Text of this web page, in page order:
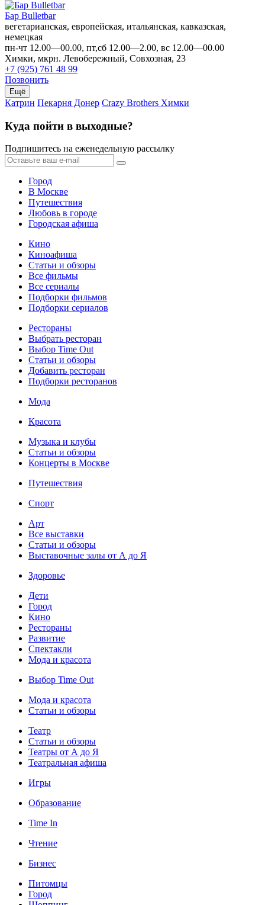
Бар Bulletbar
вегетарианская, европейская, итальянская, кавказская,
немецкая
пн-чт 12.00—00.00, пт,сб 12.00—2.00, вс 12.00—00.00
Химки, мкрн. Левобережный, Совхозная, 23
+7 (925) 761 48 99
Позвонить
Ещё
Катрин Пекарня Донер Crazy Brothers Химки
Куда пойти в выходные?
Подпишитесь на еженедельную рассылку
Город
В Москве
Путешествия
Любовь в городе
Городская афиша
Кино
Киноафиша
Статьи и обзоры
Все фильмы
Все сериалы
Подборки фильмов
Подборки сериалов
Рестораны
Выбрать ресторан
Выбор Time Out
Статьи и обзоры
Добавить ресторан
Подборки ресторанов
Мода
Красота
Музыка и клубы
Статьи и обзоры
Концерты в Москве
Путешествия
Спорт
Арт
Все выставки
Статьи и обзоры
Выставочные залы от А до Я
Здоровье
Дети
Город
Кино
Рестораны
Развитие
Спектакли
Мода и красота
Выбор Time Out
Мода и красота
Статьи и обзоры
Театр
Статьи и обзоры
Театры от А до Я
Театральная афиша
Игры
Образование
Time In
Чтение
Бизнес
Питомцы
Город